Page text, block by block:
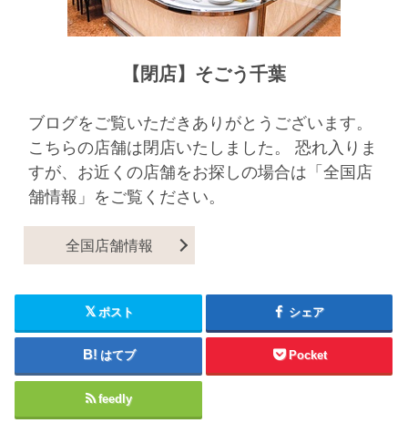
【閉店】そごう千葉
ブログをご覧いただきありがとうございます。
こちらの店舗は閉店いたしました。 恐れ入りま
すが、お近くの店舗をお探しの場合は「全国店
舗情報」をご覧ください。
全国店舗情報
ポスト シェア
はてブ Pocket
feedly